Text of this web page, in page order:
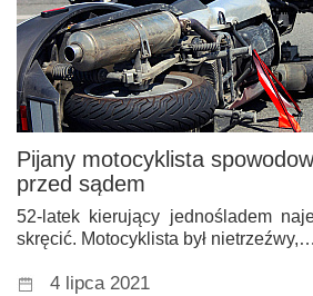
Pijany motocyklista
przed sądem
52-latek kierujący jednośladem
skręcić. Motocyklista był nietrzeźwy,…
4 lipca 2021